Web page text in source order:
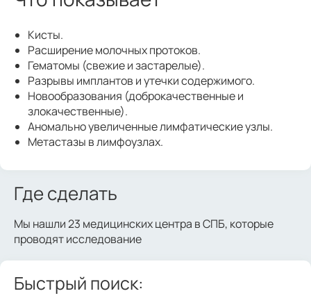
Кисты.
Расширение молочных протоков.
Гематомы (свежие и застарелые).
Разрывы имплантов и утечки содержимого.
Новообразования (доброкачественные и
злокачественные).
Аномально увеличенные лимфатические узлы.
Метастазы в лимфоузлах.
Где сделать
Мы нашли 23 медицинских центра в СПБ, которые
проводят исследование
Быстрый поиск: